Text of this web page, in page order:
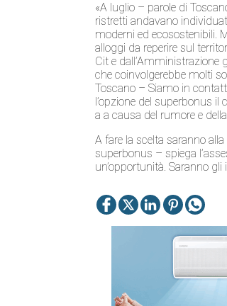
«A luglio – parole di
ristretti andavano
moderni ed ecosostenibili.
alloggi da reperire sul
Cit e dall’Amministrazione
che coinvolgerebbe molti
Toscano – Siamo in
l’opzione del superbonus
a a causa del rumore e
A fare la scelta saranno
superbonus – spiega
un’opportunità. Saranno